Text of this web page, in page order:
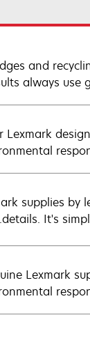
and
always use
supplies
details. It's
Lexmark